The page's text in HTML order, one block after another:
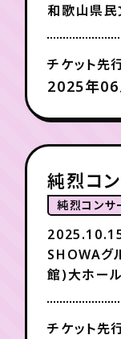
和歌山県
チケット先
2025年
純烈コ
純烈コンサ
SHOWAグ
館)大ホール
チケット先